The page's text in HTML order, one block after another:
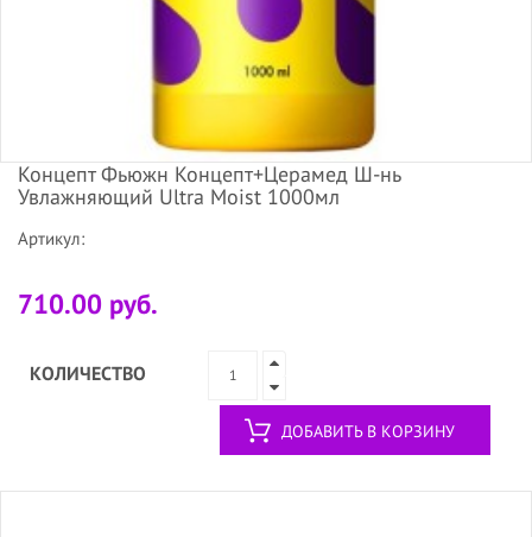
Концепт Фьюжн Концепт+Церамед Ш-нь
Увлажняющий Ultra Moist 1000мл
Артикул:
710.00 руб.
КОЛИЧЕСТВО
ДОБАВИТЬ В КОРЗИНУ